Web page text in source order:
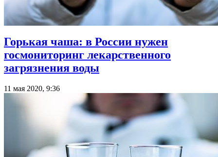
Горькая чаша: в России нужен
госмониторинг лекарственного
загрязнения воды
11 мая 2020, 9:36